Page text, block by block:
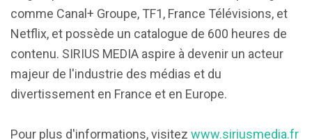
comme Canal+ Groupe, TF1, France Télévisions, et
Netflix, et possède un catalogue de 600 heures de
contenu. SIRIUS MEDIA aspire à devenir un acteur
majeur de l'industrie des médias et du
divertissement en France et en Europe.
Pour plus d'informations, visitez www.siriusmedia.fr